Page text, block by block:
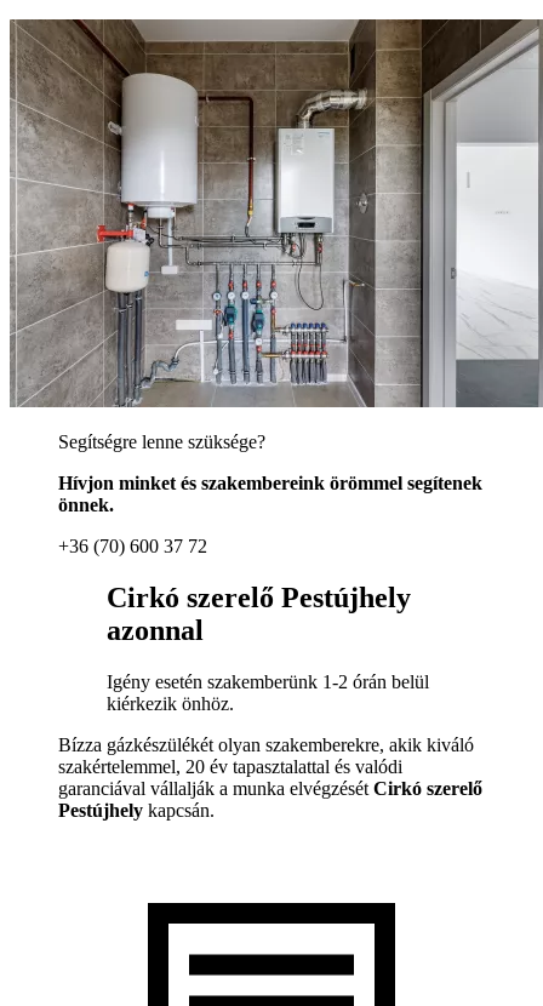
Segítségre lenne szüksége?
Hívjon minket és szakembereink örömmel segítenek
önnek.
+36 (70) 600 37 72
Cirkó szerelő Pestújhely
azonnal
Igény esetén szakemberünk 1-2 órán belül
kiérkezik önhöz.
Bízza gázkészülékét olyan szakemberekre, akik kiváló
szakértelemmel, 20 év tapasztalattal és valódi
garanciával vállalják a munka elvégzését Cirkó szerelő
Pestújhely kapcsán.